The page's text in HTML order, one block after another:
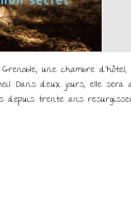
Grenoble, une chambre
Dans deux jours, elle sera
depuis trente ans